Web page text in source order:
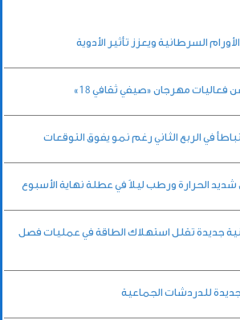
السرطانية ويعزز تأثير الأدوية
فعاليات مهرجان «صيفي ثقافي 18»
في الربع الثاني رغم نمو يفوق التوقعات
الحرارة ورطب ليلاً في عطلة نهاية الأسبوع
جديدة تقلل استهلاك الطاقة في عمليات فصل
للدردشات الجماعية